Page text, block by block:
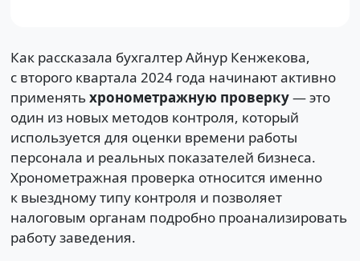
Как рассказала бухгалтер Айнур Кенжекова,
с второго квартала 2024 года начинают активно
применятьхронометражную проверку— это
один из новых методов контроля, который
используется для оценки времени работы
персонала и реальных показателей бизнеса.
Хронометражная проверка относится именно
к выездному типу контроля и позволяет
налоговым органам подробно проанализировать
работу заведения.